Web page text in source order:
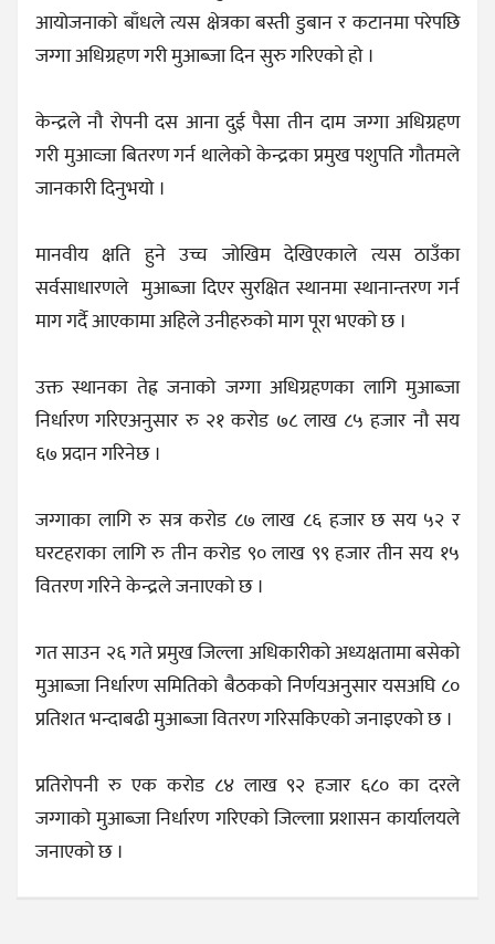
आयोजनाको बाँधले त्यस क्षेत्रका बस्ती डुबान र कटानमा परेपछि
जग्गा अधिग्रहण गरी मुआब्जा दिन सुरु गरिएको हो ।
केन्द्रले नौ रोपनी दस आना दुई पैसा तीन दाम जग्गा अधिग्रहण
गरी मुआव्जा बितरण गर्न थालेको केन्द्रका प्रमुख पशुपति गौतमले
जानकारी दिनुभयो ।
मानवीय क्षति हुने उच्च जोखिम देखिएकाले त्यस ठाउँका
सर्वसाधारणले मुआब्जा दिएर सुरक्षित स्थानमा स्थानान्तरण गर्न
माग गर्दै आएकामा अहिले उनीहरुको माग पूरा भएको छ ।
उक्त स्थानका तेह्र जनाको जग्गा अधिग्रहणका लागि मुआब्जा
निर्धारण गरिएअनुसार रु २१ करोड ७८ लाख ८५ हजार नौ सय
६७ प्रदान गरिनेछ ।
जग्गाका लागि रु सत्र करोड ८७ लाख ८६ हजार छ सय ५२ र
घरटहराका लागि रु तीन करोड ९० लाख ९९ हजार तीन सय १५
वितरण गरिने केन्द्रले जनाएको छ ।
गत साउन २६ गते प्रमुख जिल्ला अधिकारीको अध्यक्षतामा बसेको
मुआब्जा निर्धारण समितिको बैठकको निर्णयअनुसार यसअघि ८०
प्रतिशत भन्दाबढी मुआब्जा वितरण गरिसकिएको जनाइएको छ ।
प्रतिरोपनी रु एक करोड ८४ लाख ९२ हजार ६८० का दरले
जग्गाको मुआब्जा निर्धारण गरिएको जिल्लाा प्रशासन कार्यालयले
जनाएको छ ।